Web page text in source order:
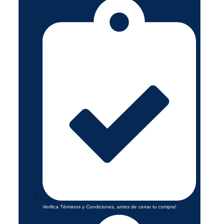
Verifica Términos y Condiciones, antes de cerrar tu compra!